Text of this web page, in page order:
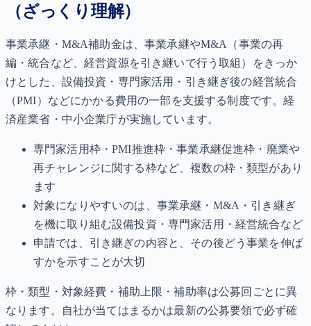
（ざっくり理解）
事業承継・M&A補助金は、事業承継やM&A（事業の再
編・統合など、経営資源を引き継いで行う取組）をきっか
けとした、設備投資・専門家活用・引き継ぎ後の経営統合
（PMI）などにかかる費用の一部を支援する制度です。経
済産業省・中小企業庁が実施しています。
専門家活用枠・PMI推進枠・事業承継促進枠・廃業や
再チャレンジに関する枠など、複数の枠・類型があり
ます
対象になりやすいのは、事業承継・M&A・引き継ぎ
を機に取り組む設備投資・専門家活用・経営統合など
申請では、引き継ぎの内容と、その後どう事業を伸ば
すかを示すことが大切
枠・類型・対象経費・補助上限・補助率は公募回ごとに異
なります。自社が当てはまるかは最新の公募要領で必ず確